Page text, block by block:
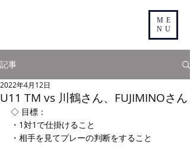
ME
NU
記事
U11 TM vs 川鶴さん、FUJIMINOさん
2022年4月12日
◇ 目標：
・1対1で仕掛けること
・相手を見てプレーの判断をすること